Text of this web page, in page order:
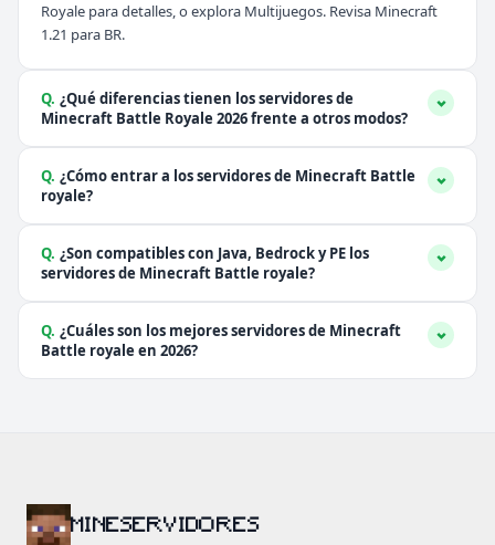
Royale para detalles, o explora Multijuegos. Revisa Minecraft
1.21 para BR.
Q. ¿Qué diferencias tienen los servidores de
Minecraft Battle Royale 2026 frente a otros modos?
Q. ¿Cómo entrar a los servidores de Minecraft Battle
royale?
Q. ¿Son compatibles con Java, Bedrock y PE los
servidores de Minecraft Battle royale?
Q. ¿Cuáles son los mejores servidores de Minecraft
Battle royale en 2026?
MINESERVIDORES